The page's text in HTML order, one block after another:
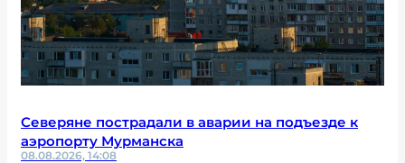
Северяне пострадали в аварии на подъезде к
аэропорту Мурманска
08.08.2026, 14:08